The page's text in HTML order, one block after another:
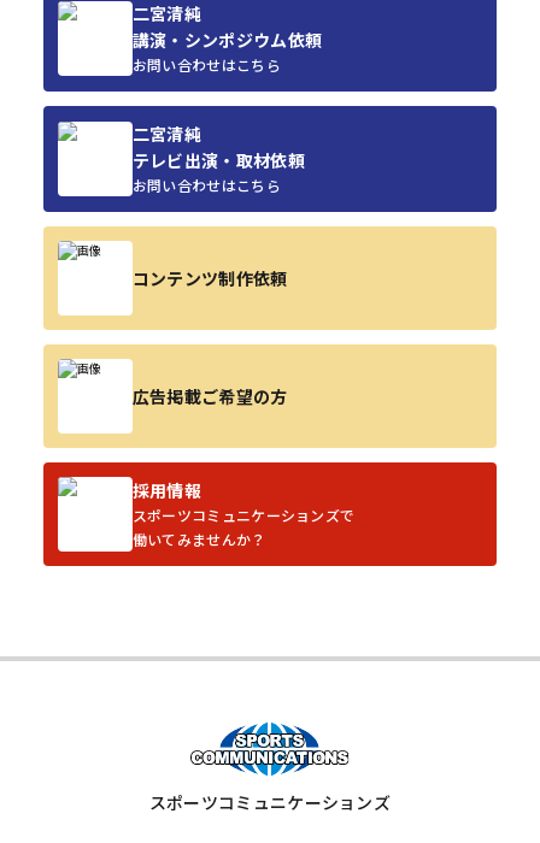
二宮清純
講演・シンポジウム依頼
お問い合わせはこちら
二宮清純
テレビ出演・取材依頼
お問い合わせはこちら
コンテンツ制作依頼
広告掲載ご希望の方
採用情報
スポーツコミュニケーションズで
働いてみませんか？
スポーツコミュニケーションズ